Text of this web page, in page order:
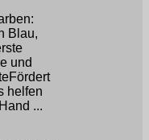
Blau,
und
helfen
...